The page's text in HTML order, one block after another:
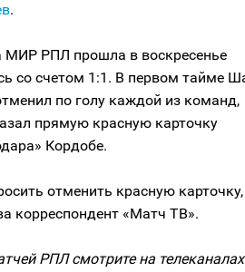
.
МИР РПЛ прошла в воскресенье
со счетом 1:1. В первом тайме
по голу каждой из команд,
прямую красную карточку
Кордобе.
отменить красную
корреспондент «Матч ТВ».
РПЛ смотрите на телеканалах